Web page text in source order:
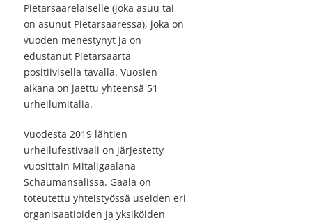
Pietarsaarelaiselle (joka asuu tai
on asunut Pietarsaaressa), joka on
vuoden menestynyt ja on
edustanut Pietarsaarta
positiivisella tavalla. Vuosien
aikana on jaettu yhteensä 51
urheilumitalia.
Vuodesta 2019 lähtien
urheilufestivaali on järjestetty
vuosittain Mitaligaalana
Schaumansalissa. Gaala on
toteutettu yhteistyössä useiden eri
organisaatioiden ja yksiköiden